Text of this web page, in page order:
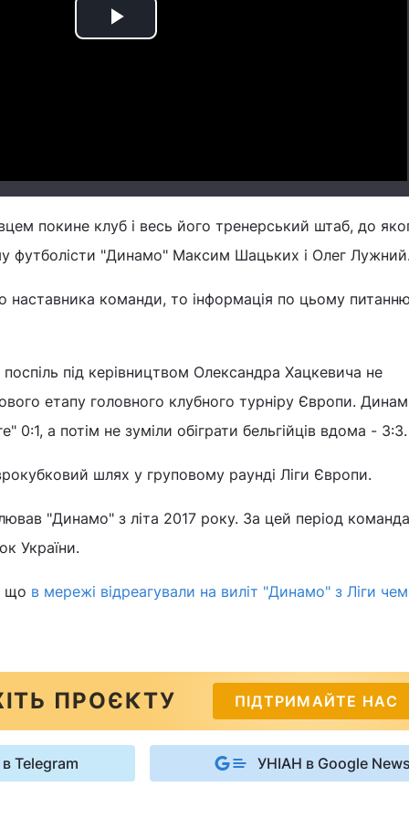
Play
покине клуб і весь його тренерський штаб, до
футболісти "Динамо" Максим Шацьких і Олег
наставника команди, то інформація по цьому
під керівництвом Олександра Хацкевича не
етапу головного клубного турніру Європи.
0:1, а потім не зуміли обіграти бельгійців вдома - 3:3.
шлях у груповому раунді Ліги Європи.
"Динамо" з літа 2017 року. За цей період
України.
що в мережі відреагували на виліт "Динамо" з Ліги
ПРОЄКТУ ПІДТРИМАЙТЕ НАС
Telegram УНІАН в Google